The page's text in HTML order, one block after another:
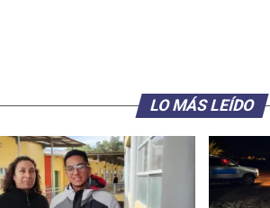
LO MÁS LEÍDO